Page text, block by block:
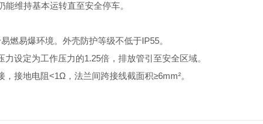
维持基本运转直至安全停车。
易爆环境。外壳防护等级不低于IP55。
定为工作压力的1.25倍，排放管引至安全区域。
地电阻<1Ω，法兰间跨接线截面积≥6mm²。